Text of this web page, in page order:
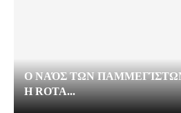
Ο ΝΑΌΣ ΤΩΝ
Η ROTA...